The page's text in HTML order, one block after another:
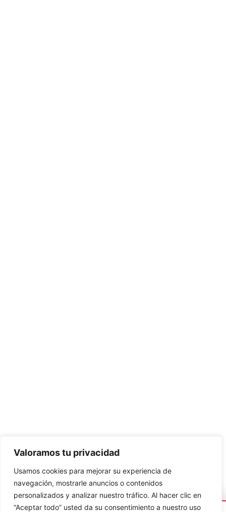
Valoramos tu privacidad
Usamos cookies para mejorar su experiencia de
navegación, mostrarle anuncios o contenidos
personalizados y analizar nuestro tráfico. Al hacer clic en
“Aceptar todo” usted da su consentimiento a nuestro uso
Método de pago
© 2024 peluchitosonline.com – Todos los derechos
Camila en Bogotá